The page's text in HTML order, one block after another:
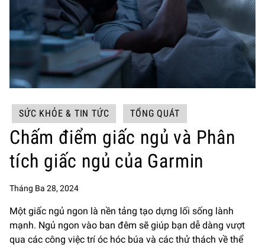
SỨC KHỎE & TIN TỨC TỔNG QUÁT
Chấm điểm giấc ngủ và Phân
tích giấc ngủ của Garmin
Tháng Ba 28, 2024
Một giấc ngủ ngon là nền tảng tạo dựng lối sống lành
mạnh. Ngủ ngon vào ban đêm sẽ giúp bạn dễ dàng vượt
qua các công việc trí óc hóc búa và các thử thách về thể